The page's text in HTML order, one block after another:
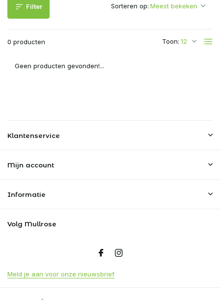
Filter
0 producten Toon:
Sorteren op:
Geen producten gevonden!...
Klantenservice
Mijn account
Informatie
Volg Mullrose
Meld je aan voor onze nieuwsbrief